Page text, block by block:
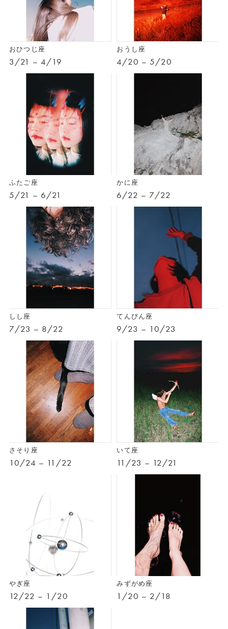
おひつじ座
3/21 – 4/19
おうし座
4/20 – 5/20
ふたご座
5/21 – 6/21
かに座
6/22 – 7/22
しし座
7/23 – 8/22
てんびん座
9/23 – 10/23
さそり座
10/24 – 11/22
いて座
11/23 – 12/21
やぎ座
12/22 – 1/20
みずがめ座
1/20 – 2/18